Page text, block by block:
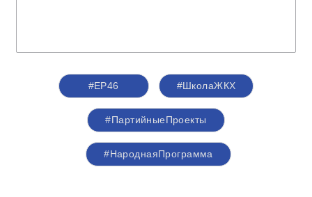
#ЕР46 #ШколаЖКХ
#ПартийныеПроекты
#НароднаяПрограмма